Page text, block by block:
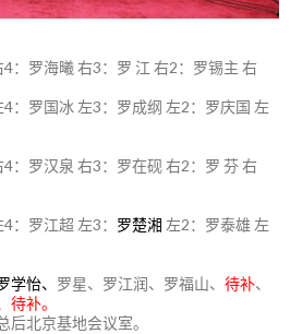
：罗海曦 右3：罗 江 右2：罗锡主 右
：罗国冰 左3：罗成纲 左2：罗庆国 左
：罗汉泉 右3：罗在砚 右2：罗 芬 右
：罗江超 左3： 罗楚湘 左2：罗泰雄 左
学怡、 罗星、罗江润、罗福山、 待补、
待补。
北京基地会议室。